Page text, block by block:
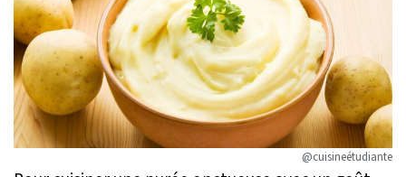
@cuisineétudiante